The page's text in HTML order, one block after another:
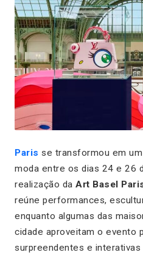
Paris se transformou em
moda entre os dias 24 e 26
realização da Art Basel
reúne performances,
enquanto algumas das
cidade aproveitam o evento
surpreendentes e interativas